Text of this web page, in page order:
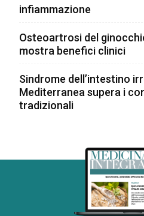
infiammazione
Osteoartrosi del
mostra benefici clinici
Sindrome dell’intestino
Mediterranea supera i
tradizionali